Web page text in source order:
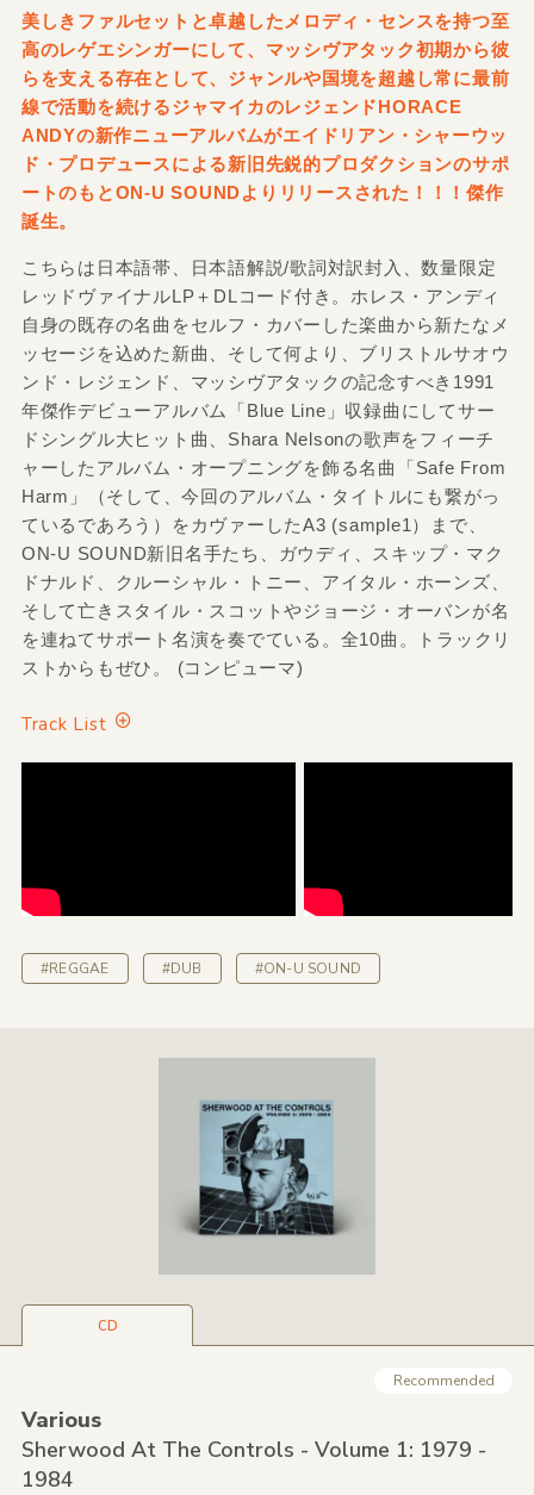
美しきファルセットと卓越したメロディ・センスを持つ至
高のレゲエシンガーにして、マッシヴアタック初期から彼
らを支える存在として、ジャンルや国境を超越し常に最前
線で活動を続けるジャマイカのレジェンドHORACE
ANDYの新作ニューアルバムがエイドリアン・シャーウッ
ド・プロデュースによる新旧先鋭的プロダクションのサポ
ートのもとON-U SOUNDよりリリースされた！！！傑作
誕生。
こちらは日本語帯、日本語解説/歌詞対訳封入、数量限定
レッドヴァイナルLP＋DLコード付き。ホレス・アンディ
自身の既存の名曲をセルフ・カバーした楽曲から新たなメ
ッセージを込めた新曲、そして何より、ブリストルサオウ
ンド・レジェンド、マッシヴアタックの記念すべき1991
年傑作デビューアルバム「Blue Line」収録曲にしてサー
ドシングル大ヒット曲、Shara Nelsonの歌声をフィーチ
ャーしたアルバム・オープニングを飾る名曲「Safe From
Harm」（そして、今回のアルバム・タイトルにも繋がっ
ているであろう）をカヴァーしたA3 (sample1）まで、
ON-U SOUND新旧名手たち、ガウディ、スキップ・マク
ドナルド、クルーシャル・トニー、アイタル・ホーンズ、
そして亡きスタイル・スコットやジョージ・オーバンが名
を連ねてサポート名演を奏でている。全10曲。トラックリ
ストからもぜひ。 (コンピューマ)
Track List
#REGGAE #DUB #ON-U SOUND
CD
Recommended
Various
Sherwood At The Controls - Volume 1: 1979 -
1984